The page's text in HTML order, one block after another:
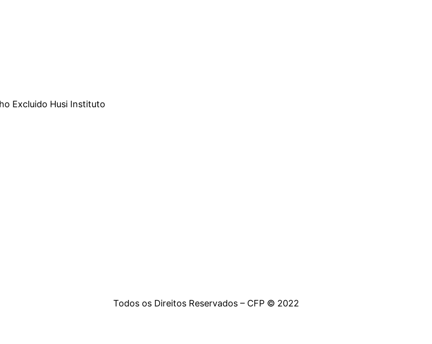
Excluido Husi Instituto
Todos os Direitos Reservados – CFP © 2022